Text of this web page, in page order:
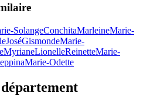
SolangeConchitaMarleineMarie-
JoséGismondeMarie-
MyrianeLionelleReinetteMarie-
Marie-Odette